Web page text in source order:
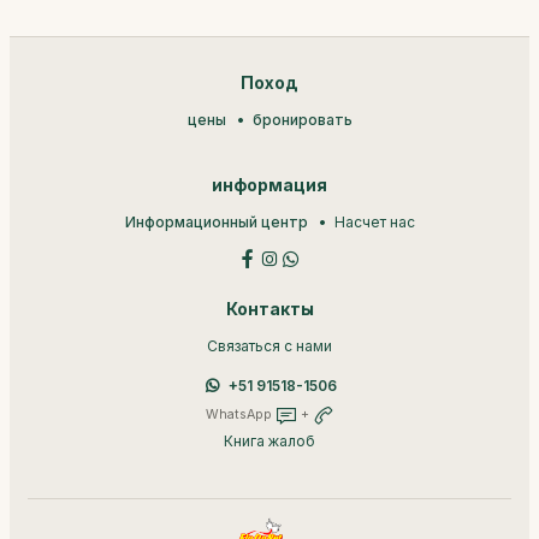
Поход
цены бронировать
информация
Информационный центр Насчет нас
Контакты
Связаться с нами
+51 91518-1506
WhatsApp +
Книга жалоб